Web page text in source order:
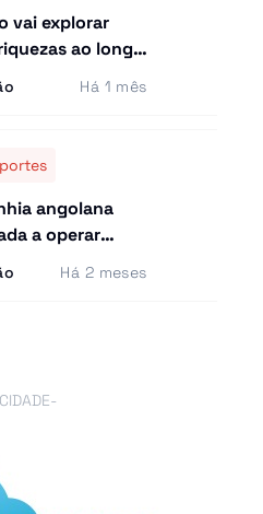
vai explorar
ao longo
do LobitoHá 1 mês
angolana
a operar
Há 2 meses